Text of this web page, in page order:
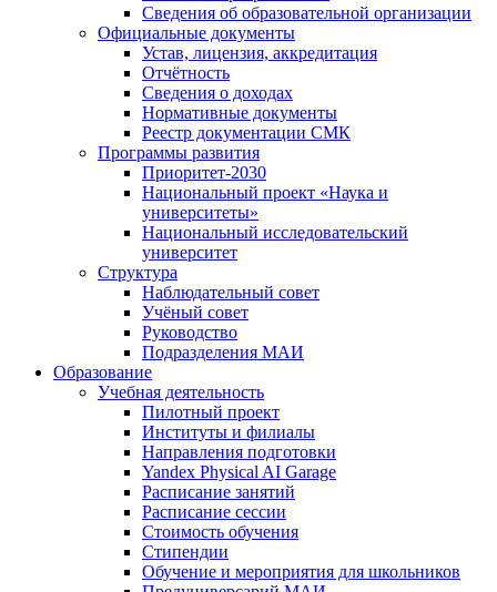
Сведения об образовательной организации
Официальные документы
Устав, лицензия, аккредитация
Отчётность
Сведения о доходах
Нормативные документы
Реестр документации СМК
Программы развития
Приоритет-2030
Национальный проект «Наука и
университеты»
Национальный исследовательский
университет
Структура
Наблюдательный совет
Учёный совет
Руководство
Подразделения МАИ
Образование
Учебная деятельность
Пилотный проект
Институты и филиалы
Направления подготовки
Yandex Physical AI Garage
Расписание занятий
Расписание сессии
Стоимость обучения
Стипендии
Обучение и мероприятия для школьников